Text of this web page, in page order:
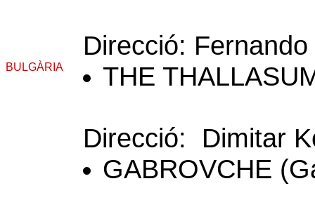
Direcció:
BULGÀRIA THE
Direcció: Dimitar
GABROVCHE